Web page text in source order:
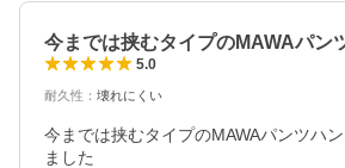
今までは挟むタイプのMAWAパン
5.0
耐久性 ： 壊れにくい
今までは挟むタイプのMAWAパンツハ
ました